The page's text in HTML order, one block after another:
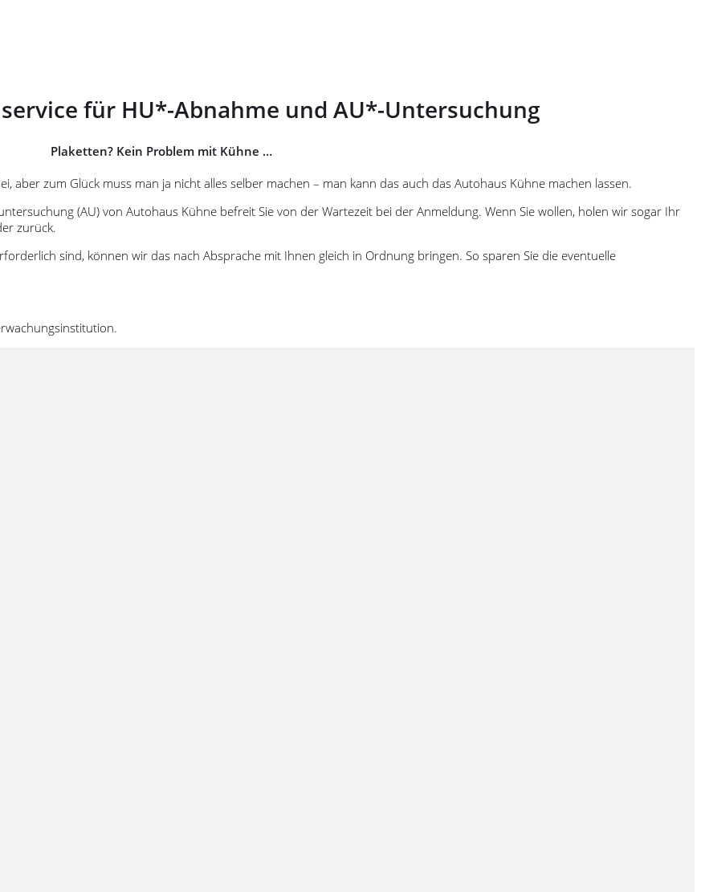
für HU*-Abnahme und AU*-Untersuchung
Plaketten? Kein Problem mit Kühne …
aber zum Glück muss man ja nicht alles selber machen – man kann das auch das Autohaus Kühne machen lassen.
(AU) von Autohaus Kühne befreit Sie von der Wartezeit bei der Anmeldung. Wenn Sie wollen, holen wir sogar Ihr
zurück.
sind, können wir das nach Absprache mit Ihnen gleich in Ordnung bringen. So sparen Sie die eventuelle